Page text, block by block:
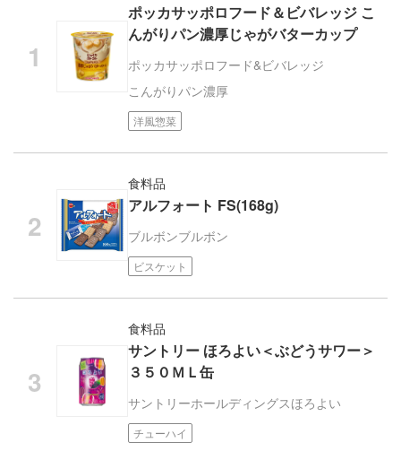
ポッカサッポロフード＆ビバレッジ こ
んがりパン濃厚じゃがバターカップ
ポッカサッポロフード&ビバレッジ
こんがりパン濃厚
洋風惣菜
食料品
アルフォート FS(168g)
ブルボンブルボン
ビスケット
食料品
サントリー ほろよい＜ぶどうサワー＞
３５０ＭＬ缶
サントリーホールディングスほろよい
チューハイ